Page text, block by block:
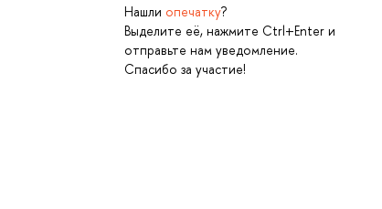
Нашли опечатку?
Выделите её, нажмите Ctrl+Enter и
отправьте нам уведомление.
Спасибо за участие!